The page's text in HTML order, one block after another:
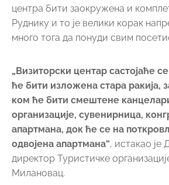
центра бити заокружена и
Руднику и то је велики корак
много тога да понуди свим
„Визиторски центар састојаће
ће бити изложена стара ракија,
ком ће бити смештене
организације, сувенирница,
апартмана, док ће се на
одвојена апартмана“, истакао
директор Туристичке
Милановац.